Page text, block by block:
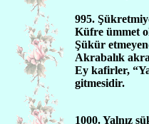
995.
Küfre ümmet
Şükür
Akrabalık
Ey kafirler,
gitmesidir.
1000. Yalnız